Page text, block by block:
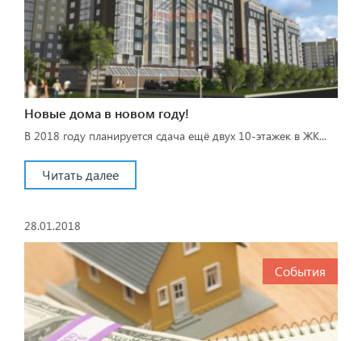
Новые дома в новом году!
В 2018 году планируется сдача ещё двух 10-этажек в ЖК...
Читать далее
28.01.2018
События